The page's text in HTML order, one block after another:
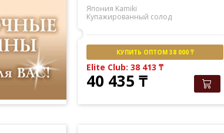
Япония Kamiki
Купажированный солод
КУПИТЬ ОПТОМ 38 000 ₸
Elite Club: 38 413₸
40 435₸